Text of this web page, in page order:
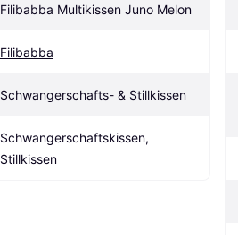
Filibabba Multikissen Juno Melon
Filibabba
Schwangerschafts- & Stillkissen
Schwangerschaftskissen,
Stillkissen